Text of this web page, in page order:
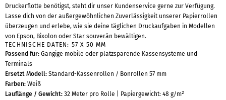
Druckerflotte benötigst, steht dir unser Kundenservice gerne zur Verfügung.
Lasse dich von der außergewöhnlichen Zuverlässigkeit unserer Papierrollen
überzeugen und erlebe, wie sie deine täglichen Druckaufgaben in Modellen
von Epson, Bixolon oder Star souverän bewältigen.
TECHNISCHE DATEN: 57 X 50 MM
Passend für: Gängige mobile oder platzsparende Kassensysteme und
Terminals
Ersetzt Modell: Standard-Kassenrollen / Bonrollen 57 mm
Farben: Weiß
Lauflänge / Gewicht: 32 Meter pro Rolle | Papiergewicht: 48 g/m²